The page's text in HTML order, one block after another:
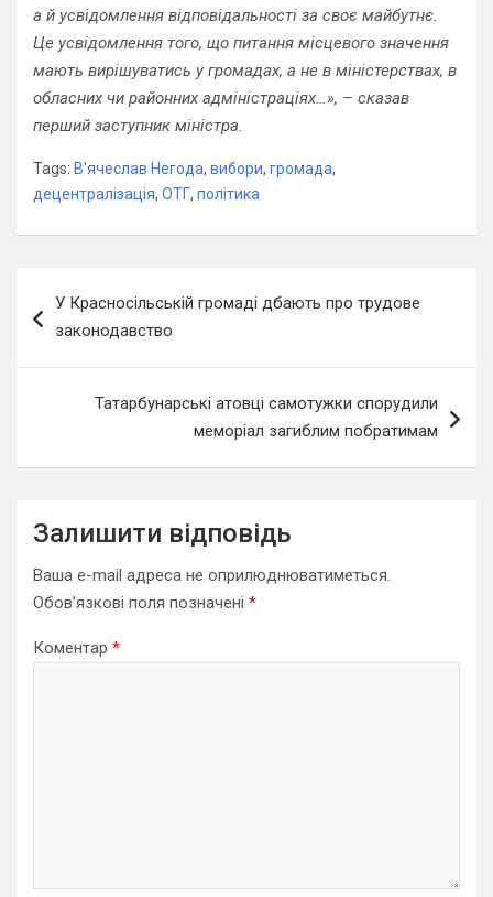
а й усвідомлення відповідальності за своє майбутнє.
Це усвідомлення того, що питання місцевого значення
мають вирішуватись у громадах, а не в міністерствах, в
обласних чи районних адміністраціях…», – сказав
перший заступник міністра.
Tags: В'ячеслав Негода, вибори, громада,
децентралізація, ОТГ, політика
записів
У Красносільській громаді дбають про трудове
законодавство
Татарбунарські атовці самотужки спорудили
меморіал загиблим побратимам
Залишити відповідь
Ваша e-mail адреса не оприлюднюватиметься.
Обов’язкові поля позначені *
Коментар *